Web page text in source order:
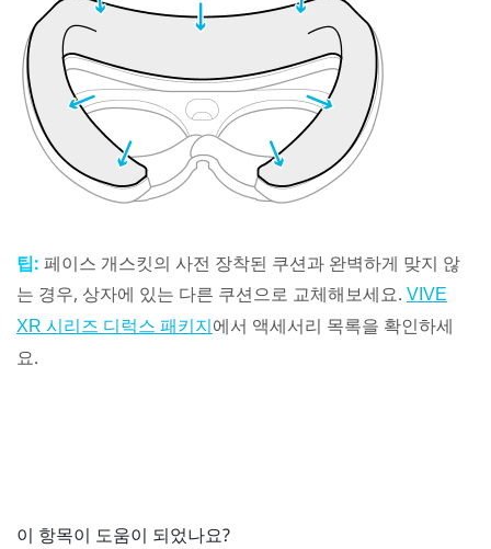
팁: 페이스 개스킷의 사전 장착된 쿠션과 완벽하게 맞지 않
는 경우, 상자에 있는 다른 쿠션으로 교체해보세요. VIVE
XR 시리즈 디럭스 패키지 에서 액세서리 목록을 확인하세
요.
이 항목이 도움이 되었나요?